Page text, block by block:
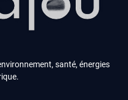
santé, énergies